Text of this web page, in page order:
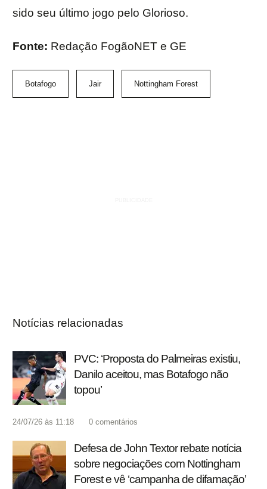
sido seu último jogo pelo Glorioso.
Fonte: Redação FogãoNET e GE
Botafogo Jair Nottingham Forest
Notícias relacionadas
PVC: ‘Proposta do Palmeiras existiu,
Danilo aceitou, mas Botafogo não
topou’
24/07/26 às 11:18 0 comentários
Defesa de John Textor rebate notícia
sobre negociações com Nottingham
Forest e vê ‘campanha de difamação’